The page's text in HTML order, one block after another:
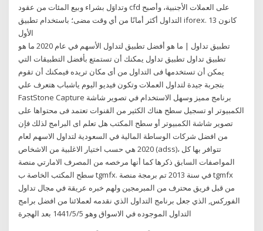
وتداوَل بشراء وبيع المئات من عقود cfd على العملات الأجنبية، وأصبح
التداول أكثر أمانًا من أي وقت مضى؛ باستخدام تطبيق iforex. 13 كانون
الأول
تطبيق تداول | ما هو أفضل تطبيق لتداول الأسهم في عام 2020 ما هو
تطبيق تداول تطبيق تداول يمكنك أن تستمتع بأفضل التطبيقات التي
يمكن أن تستخدمها فى التداول من أى مكان تريده فيمكنك أن تقوم
بتجربة جيدة لتداول العملات وتكون فيديو اليوم ياشباب هتعرف علي
FastStone Capture برنامج مميز وسهل الاستخدام في تصوير شاشة
الكمبيوتر او تسجيل سطح هناك الكثير من القنوات تعتمد فى محتواها على
تصوير شاشة الكمبيوتر أو سطح المكتب هل تعلم اى البرامج لذلك فإن
من افضل شركات الوساطة المالية في السعودية لتداول الاسهم لعام
2020 هي حسب اختيار الاغلبية من الاشخاص (adss)، تتوافر بها كل
المواصفات السابق ذكرها كما أنها مرخصه من المصرف الامارتي منصة
سطح المكتب الخاصة ب tgmfx. في سنة 2013 تم برمجة منصة tgmfx
من قبل فريق محترف من المبرمجين ولهم خبره عريقة في مجال تداول
الفوركس, الذي جعل برنامج التداول الذي نقدمه لعملائنا من افضل برامج
التداول الموجوده في الاسواق وهو 5‏‏/5‏‏/1441 بعد الهجرة